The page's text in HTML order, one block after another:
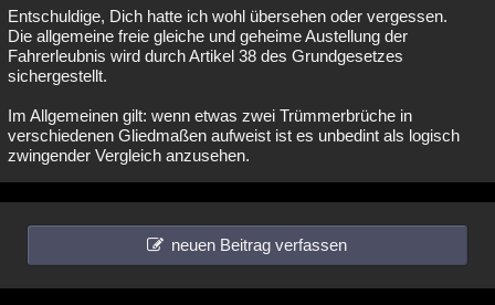
Entschuldige, Dich hatte ich wohl übersehen oder vergessen.
Die allgemeine freie gleiche und geheime Austellung der
Fahrerleubnis wird durch Artikel 38 des Grundgesetzes
sichergestellt.
Im Allgemeinen gilt: wenn etwas zwei Trümmerbrüche in
verschiedenen Gliedmaßen aufweist ist es unbedint als logisch
zwingender Vergleich anzusehen.
neuen Beitrag verfassen